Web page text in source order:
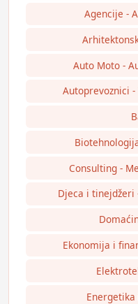
Agencije -
Auto Moto -
Autoprevoznici
Consulting -
Djeca i tinejdžeri
Ekonomija i